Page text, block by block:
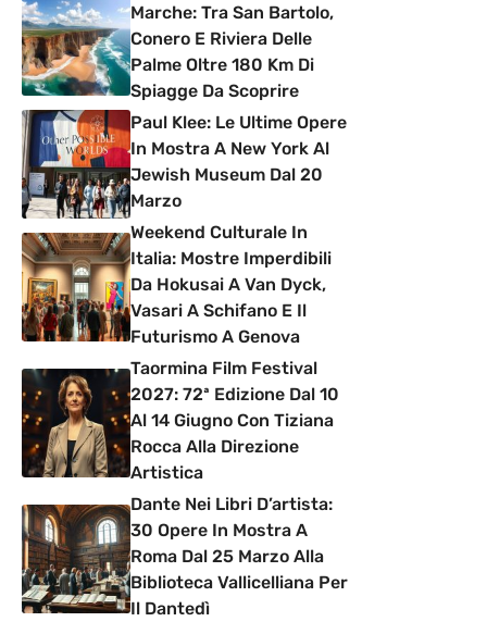
Marche: Tra San Bartolo,
Conero E Riviera Delle
Palme Oltre 180 Km Di
Spiagge Da Scoprire
Paul Klee: Le Ultime Opere
In Mostra A New York Al
Jewish Museum Dal 20
Marzo
Weekend Culturale In
Italia: Mostre Imperdibili
Da Hokusai A Van Dyck,
Vasari A Schifano E Il
Futurismo A Genova
Taormina Film Festival
2027: 72ª Edizione Dal 10
Al 14 Giugno Con Tiziana
Rocca Alla Direzione
Artistica
Dante Nei Libri D’artista:
30 Opere In Mostra A
Roma Dal 25 Marzo Alla
Biblioteca Vallicelliana Per
Il Dantedì